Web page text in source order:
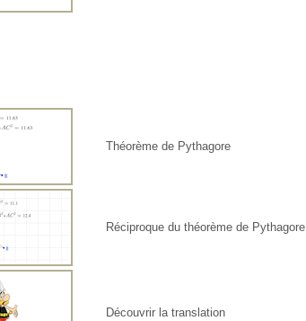
Théorème de Pythagore
Réciproque du théorème de Pythagore
Découvrir la translation